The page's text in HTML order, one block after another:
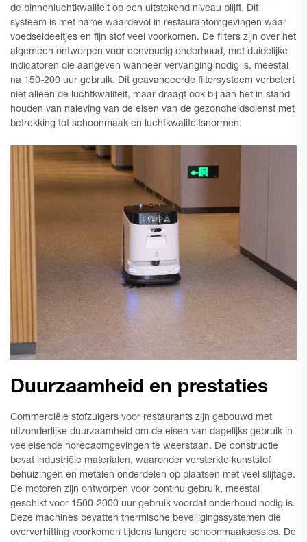
de binnenluchtkwaliteit op een uitstekend niveau blijft. Dit
systeem is met name waardevol in restaurantomgevingen waar
voedseldeeltjes en fijn stof veel voorkomen. De filters zijn over het
algemeen ontworpen voor eenvoudig onderhoud, met duidelijke
indicatoren die aangeven wanneer vervanging nodig is, meestal
na 150-200 uur gebruik. Dit geavanceerde filtersysteem verbetert
niet alleen de luchtkwaliteit, maar draagt ook bij aan het in stand
houden van naleving van de eisen van de gezondheidsdienst met
betrekking tot schoonmaak en luchtkwaliteitsnormen.
Duurzaamheid en prestaties
Commerciële stofzuigers voor restaurants zijn gebouwd met
uitzonderlijke duurzaamheid om de eisen van dagelijks gebruik in
veeleisende horecaomgevingen te weerstaan. De constructie
bevat industriële materialen, waaronder versterkte kunststof
behuizingen en metalen onderdelen op plaatsen met veel slijtage.
De motoren zijn ontworpen voor continu gebruik, meestal
geschikt voor 1500-2000 uur gebruik voordat onderhoud nodig is.
Deze machines bevatten thermische beveiligingssystemen die
oververhitting voorkomen tijdens langere schoonmaaksessies. De